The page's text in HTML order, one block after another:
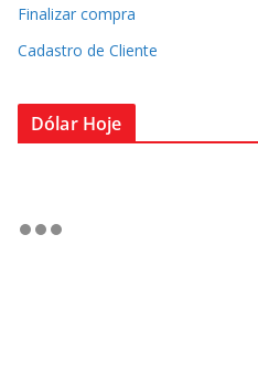
Finalizar compra
Cadastro de Cliente
Dólar Hoje